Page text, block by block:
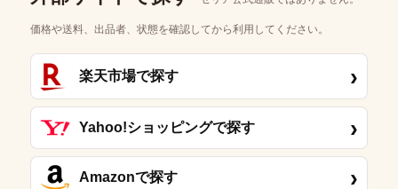
価格や送料、出品者、状態を確認してから利用してください。
楽天市場で探す ›
Yahoo!ショッピングで探す ›
Amazonで探す ›